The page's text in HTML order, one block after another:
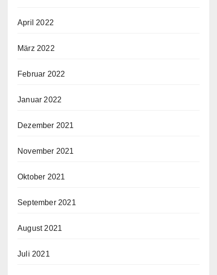
April 2022
März 2022
Februar 2022
Januar 2022
Dezember 2021
November 2021
Oktober 2021
September 2021
August 2021
Juli 2021